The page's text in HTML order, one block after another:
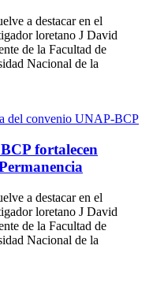
a destacar en el
loretano J David
de la Facultad de
Nacional de la
fortalecen
a destacar en el
loretano J David
de la Facultad de
Nacional de la